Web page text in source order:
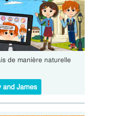
de manière naturelle
and James